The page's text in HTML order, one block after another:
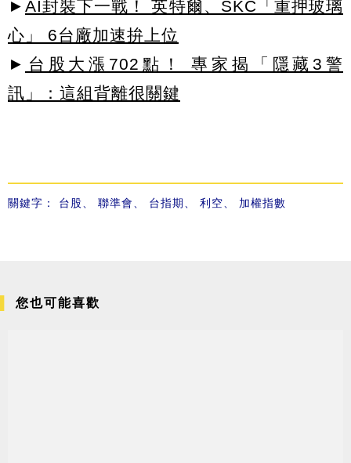
► AI封裝下一戰！ 英特爾、SKC「重押玻璃
心」 6台廠加速拚上位
► 台股大漲702點！ 專家揭「隱藏3警
訊」：這組背離很關鍵
關鍵字： 台股 聯準會 台指期 利空 加權指數
您也可能喜歡